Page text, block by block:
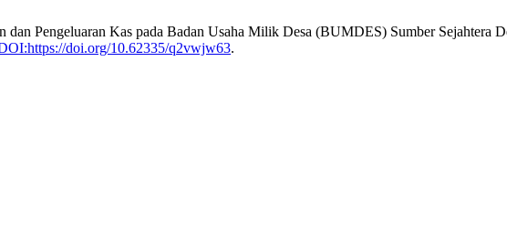
dan Pengeluaran Kas pada Badan Usaha Milik Desa (BUMDES) Sumber Sejahtera
doi.org/10.62335/q2vwjw63.